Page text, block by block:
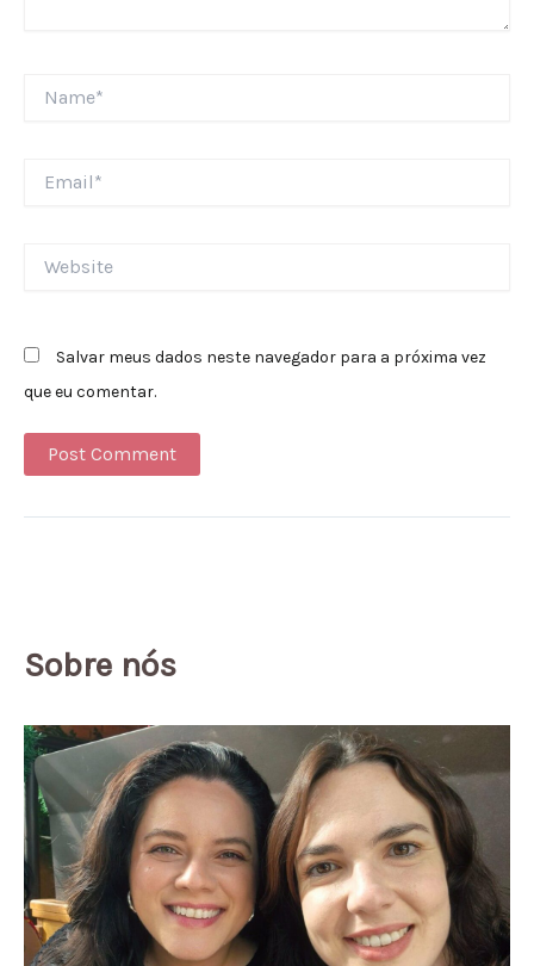
Salvar meus dados neste navegador para a próxima vez
que eu comentar.
Sobre nós